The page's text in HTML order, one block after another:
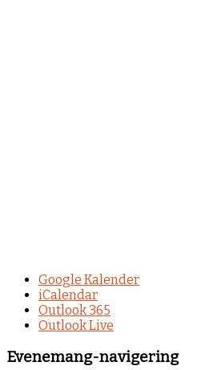
Google Kalender
iCalendar
Outlook 365
Outlook Live
Evenemang-navigering